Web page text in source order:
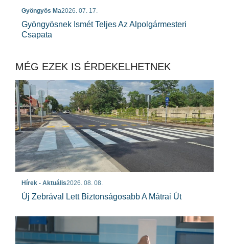
Gyöngyös Ma2026. 07. 17.
Gyöngyösnek Ismét Teljes Az Alpolgármesteri
Csapata
MÉG EZEK IS ÉRDEKELHETNEK
Hírek - Aktuális2026. 08. 08.
Új Zebrával Lett Biztonságosabb A Mátrai Út